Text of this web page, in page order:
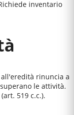
inventario
rinuncia a
le attività.
519 c.c.).